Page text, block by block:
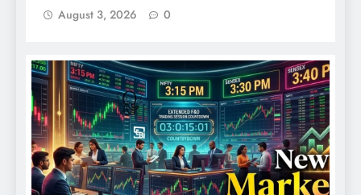
August 3, 2026 0